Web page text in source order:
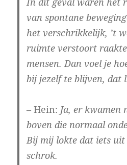
van spontane
het verschrikkelijk, ’t
ruimte verstoort
mensen. Dan voel je
bij jezelf te blijven, dat
– Hein: Ja, er kwamen
boven die normaal
Bij mij lokte dat iets
schrok.